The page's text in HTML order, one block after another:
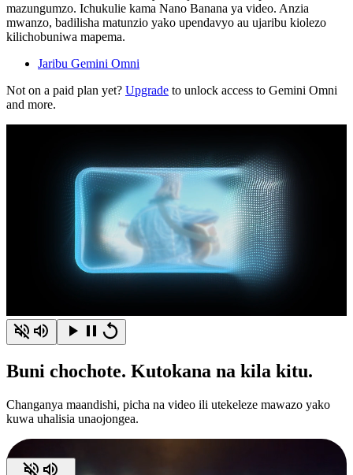
mazungumzo. Ichukulie kama Nano Banana ya video. Anzia
mwanzo, badilisha matunzio yako upendavyo au ujaribu kiolezo
kilichobuniwa mapema.
Jaribu Gemini Omni
Not on a paid plan yet? Upgrade to unlock access to Gemini Omni
and more.
Buni chochote. Kutokana na kila kitu.
Changanya maandishi, picha na video ili utekeleze mawazo yako
kuwa uhalisia unaojongea.